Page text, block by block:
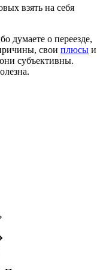
взять на себя
думаете о переезде,
свои плюсы и
субъективны.